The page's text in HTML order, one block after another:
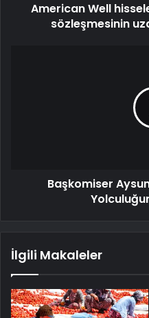
American Well
sözleşmesinin
Başkomiser
İlgili Makaleler